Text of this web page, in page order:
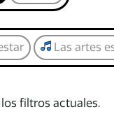
Las artes
filtros actuales.